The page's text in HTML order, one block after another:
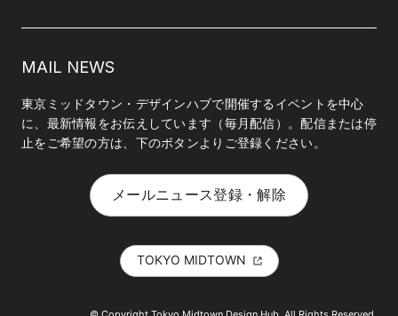
MAIL NEWS
東京ミッドタウン・デザインハブで開催するイベントを中心
に、最新情報をお伝えしています（毎月配信）。配信または停
止をご希望の方は、下のボタンよりご登録ください。
メールニュース登録・解除
TOKYO MIDTOWN